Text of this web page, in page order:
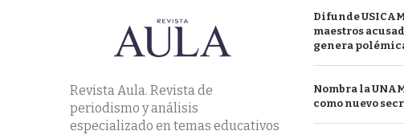
Revista Aula. Revista de
periodismo y análisis
especializado en temas educativos
Difunde
maestros
genera
Nombra la
como nuevo